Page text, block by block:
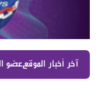
آخر أخبار الموقع :